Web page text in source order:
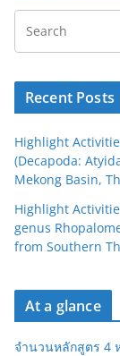
Recent Posts
Highlight
(Decapoda:
Mekong Basin,
Highlight
genus
from Southern
At a glance
จำนวนหลักสูตร 4